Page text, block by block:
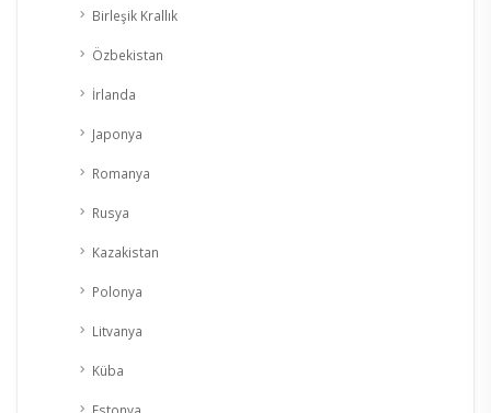
Birleşik Krallık
Özbekistan
İrlanda
Japonya
Romanya
Rusya
Kazakistan
Polonya
Litvanya
Küba